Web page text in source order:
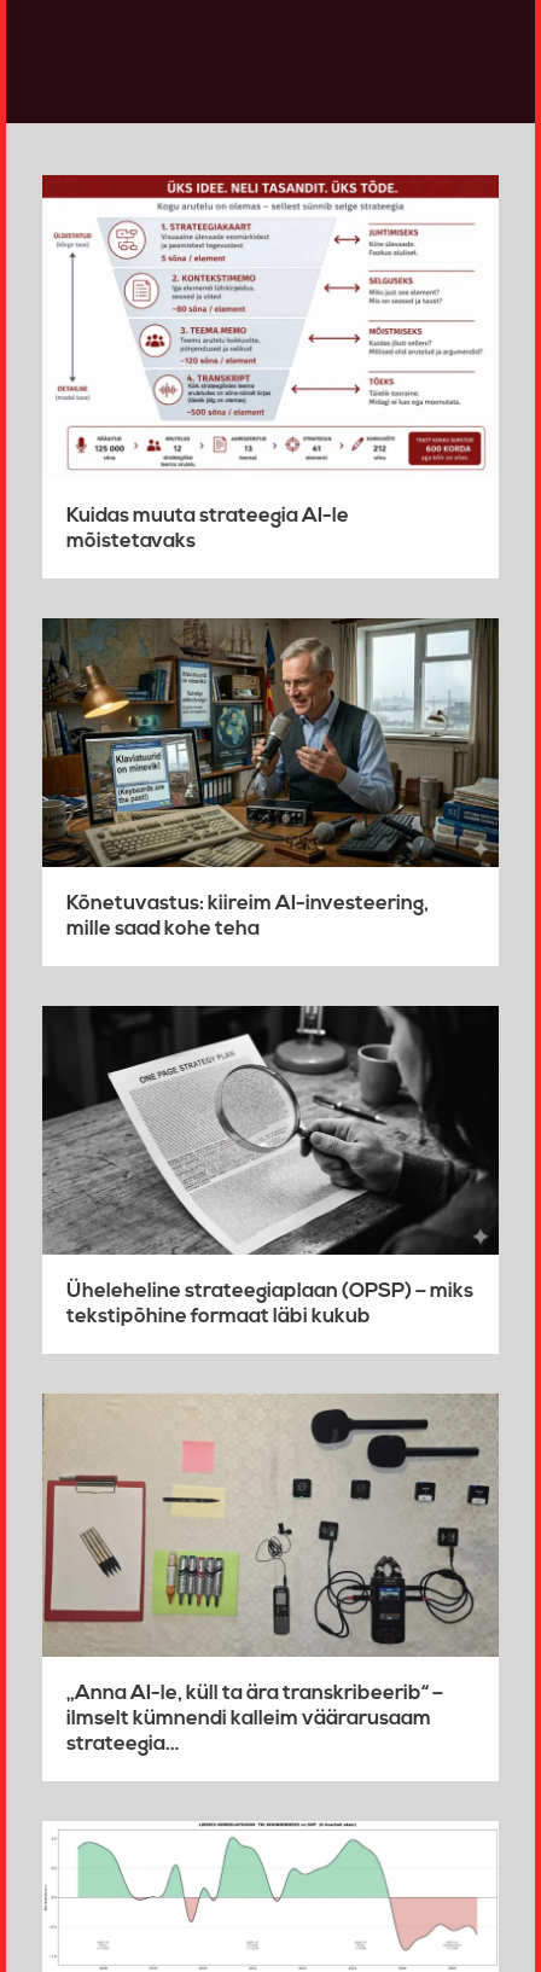
Kuidas muuta strateegia AI-le
mõistetavaks
Kõnetuvastus: kiireim AI-investeering,
mille saad kohe teha
Üheleheline strateegiaplaan (OPSP) – miks
tekstipõhine formaat läbi kukub
„Anna AI-le, küll ta ära transkribeerib“ –
ilmselt kümnendi kalleim väärarusaam
strateegia…